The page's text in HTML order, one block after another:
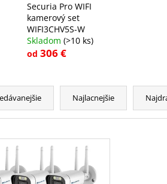
Securia Pro WIFI
kamerový set
WIFI3CHV5S-W
Skladom (>10 ks)
od 306 €
Najlacnejšie